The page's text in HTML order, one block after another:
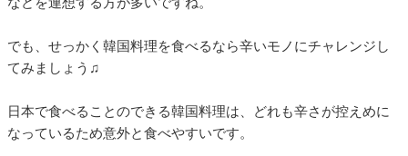
でも、せっかく韓国料理を食べるなら辛いモノにチャレンジし
てみましょう♫
日本で食べることのできる韓国料理は、どれも辛さが控えめに
なっているため意外と食べやすいです。